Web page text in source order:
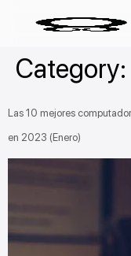
Category:
Las 10 mejores
en 2023 (Enero)